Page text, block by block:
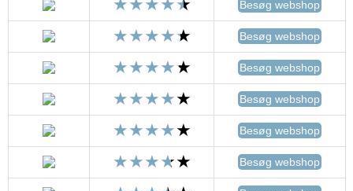
Besøg webshop
Besøg webshop
Besøg webshop
Besøg webshop
Besøg webshop
Besøg webshop